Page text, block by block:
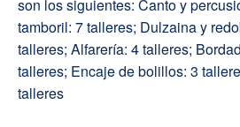
son los siguientes: Canto y
tamboril: 7 talleres; Dulzaina y
talleres; Alfarería: 4 talleres;
talleres; Encaje de bolillos: 3
talleres